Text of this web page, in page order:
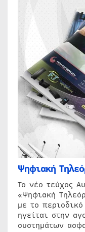
Ψηφιακή
Το νέο τεύχος
«Ψηφιακή
με το
ηγείται στην
συστημάτων